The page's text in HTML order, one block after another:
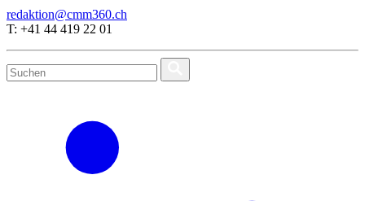
redaktion@cmm360.ch
T: +41 44 419 22 01